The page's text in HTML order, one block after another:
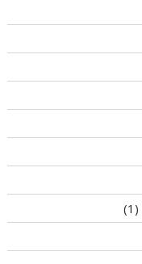
(1)